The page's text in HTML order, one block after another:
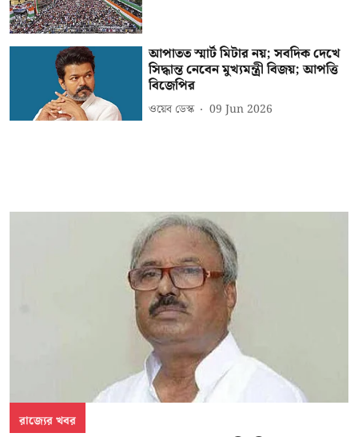
আপাতত স্মার্ট মিটার নয়; সবদিক দেখে
সিদ্ধান্ত নেবেন মুখ্যমন্ত্রী বিজয়; আপত্তি
বিজেপির
ওয়েব ডেস্ক 09 Jun 2026
রাজ্যের খবর